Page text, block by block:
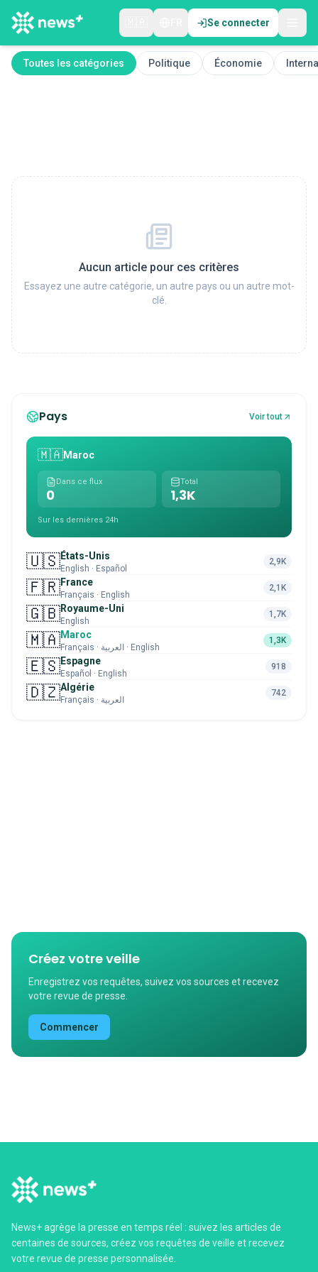
Se connecter
Toutes les catégories Politique Économie
Aucun article pour ces critères
Essayez une autre catégorie, un autre pays ou un autre mot-
clé.
Pays Voir tout
🇲🇦Maroc
Dans ce flux
0
Total
1,3K
Sur les dernières 24h
🇺🇸États-Unis
English · Español
2,9K
🇫🇷France
Français · English
2,1K
🇬🇧Royaume-Uni
English
1,7K
🇲🇦Maroc
Français · العربية · English
1,3K
🇪🇸Espagne
Español · English
918
🇩🇿Algérie
Français · العربية
742
Créez votre veille
Enregistrez vos requêtes, suivez vos sources et recevez
votre revue de presse.
Commencer
News+ agrège la presse en temps réel : suivez les articles de
centaines de sources, créez vos requêtes de veille et recevez
votre revue de presse personnalisée.